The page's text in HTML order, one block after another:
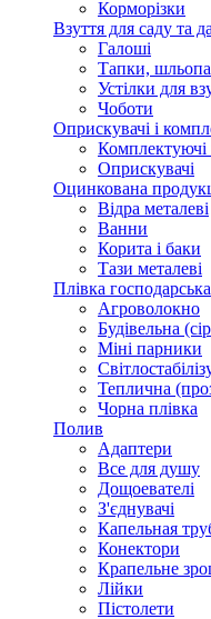
Корморізки
Взуття для саду та
Галоші
Тапки,
Устілки для
Чоботи
Оприскувачі і
Комплектуючі
Оприскувачі
Оцинкована
Відра металеві
Ванни
Корита і баки
Тази металеві
Плівка господарська
Агроволокно
Будівельна
Міні парники
Теплична
Чорна плівка
Полив
Адаптери
Все для душу
Дощоевателі
З'єднувачі
Капельная
Конектори
Крапельне
Лійки
Пістолети